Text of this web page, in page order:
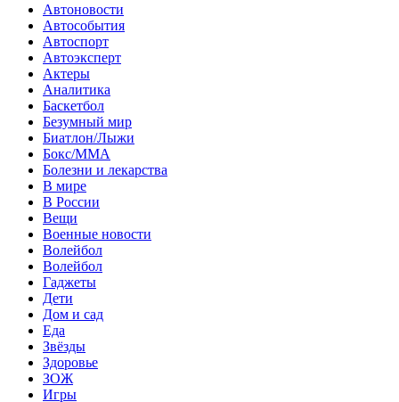
Автоновости
Автособытия
Автоспорт
Автоэксперт
Актеры
Аналитика
Баскетбол
Безумный мир
Биатлон/Лыжи
Бокс/MMA
Болезни и лекарства
В мире
В России
Вещи
Военные новости
Волейбол
Волейбол
Гаджеты
Дети
Дом и сад
Еда
Звёзды
Здоровье
ЗОЖ
Игры